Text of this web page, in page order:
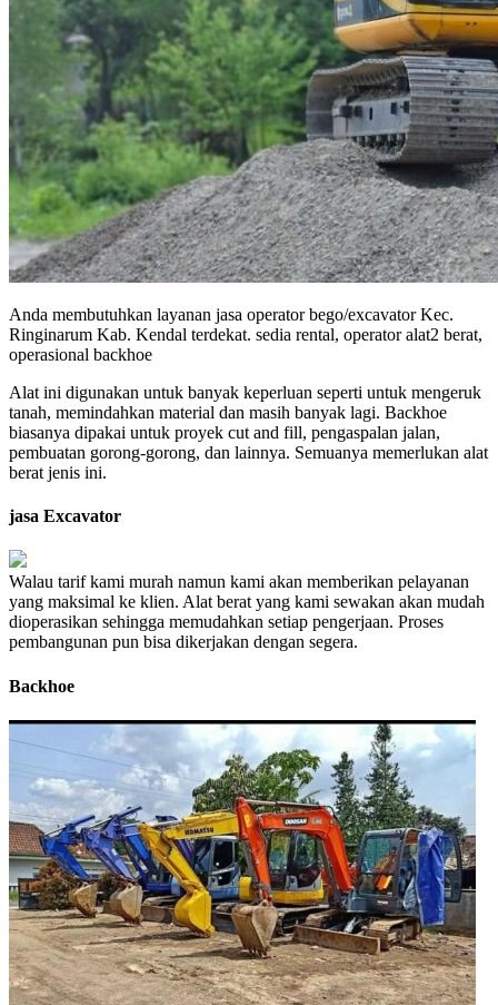
Anda membutuhkan layanan jasa operator bego/excavator Kec.
Ringinarum Kab. Kendal terdekat. sedia rental, operator alat2 berat,
operasional backhoe
Alat ini digunakan untuk banyak keperluan seperti untuk mengeruk
tanah, memindahkan material dan masih banyak lagi. Backhoe
biasanya dipakai untuk proyek cut and fill, pengaspalan jalan,
pembuatan gorong-gorong, dan lainnya. Semuanya memerlukan alat
berat jenis ini.
jasa Excavator
Walau tarif kami murah namun kami akan memberikan pelayanan
yang maksimal ke klien. Alat berat yang kami sewakan akan mudah
dioperasikan sehingga memudahkan setiap pengerjaan. Proses
pembangunan pun bisa dikerjakan dengan segera.
Backhoe